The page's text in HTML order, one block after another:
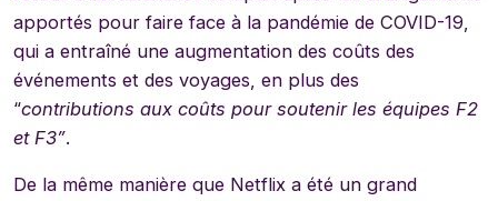
apportés pour faire face à la pandémie de COVID-19,
qui a entraîné une augmentation des coûts des
événements et des voyages, en plus des
“contributions aux coûts pour soutenir les équipes F2
et F3”.
De la même manière que Netflix a été un grand